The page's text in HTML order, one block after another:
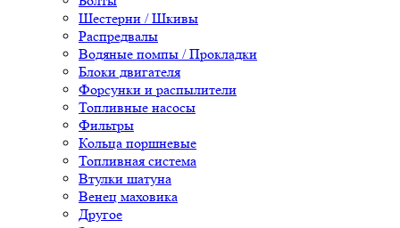
Шестерни / Шкивы
Распредвалы
Водяные помпы / Прокладки
Блоки двигателя
Форсунки и распылители
Топливные насосы
Фильтры
Кольца поршневые
Топливная система
Втулки шатуна
Венец маховика
Другое